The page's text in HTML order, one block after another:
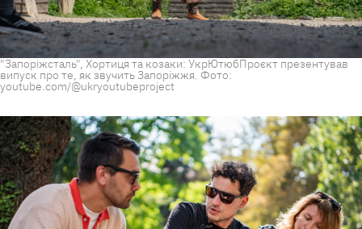
"Запоріжсталь", Хортиця та козаки: УкрЮтюбПроєкт презентував
випуск про те, як звучить Запоріжжя. Фото:
youtube.com/@ukryoutubeproject